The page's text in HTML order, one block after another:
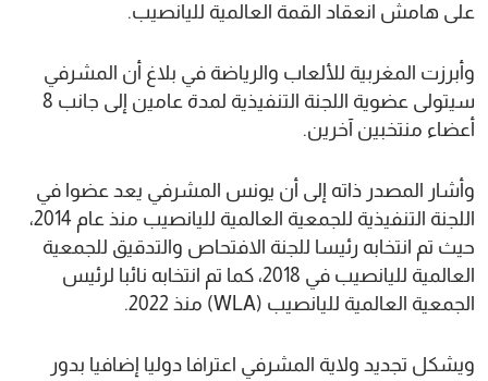
على هامش انعقاد القمة العالمية لليانصيب.
وأبرزت المغربية للألعاب والرياضة في بلاغ أن المشرفي
سيتولى عضوية اللجنة التنفيذية لمدة عامين إلى جانب 8
أعضاء منتخبين آخرين.
وأشار المصدر ذاته إلى أن يونس المشرفي يعد عضوا في
اللجنة التنفيذية للجمعية العالمية لليانصيب منذ عام 2014،
حيث تم انتخابه رئيسا للجنة الافتحاص والتدقيق للجمعية
العالمية لليانصيب في 2018، كما تم انتخابه نائبا لرئيس
الجمعية العالمية لليانصيب (WLA) منذ 2022.
ويشكل تجديد ولاية المشرفي اعترافا دوليا إضافيا بدور